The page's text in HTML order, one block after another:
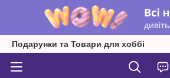
Подарунки та Товари для хоббі